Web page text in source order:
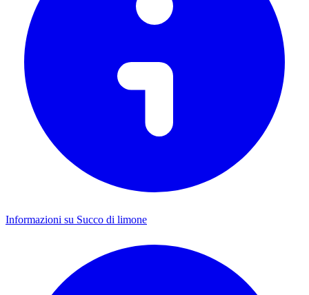
Informazioni su Succo di limone